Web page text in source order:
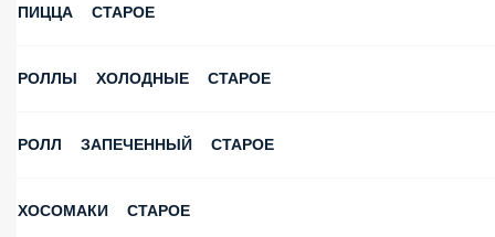
ПИЦЦА СТАРОЕ
РОЛЛЫ ХОЛОДНЫЕ СТАРОЕ
РОЛЛ ЗАПЕЧЕННЫЙ СТАРОЕ
ХОСОМАКИ СТАРОЕ